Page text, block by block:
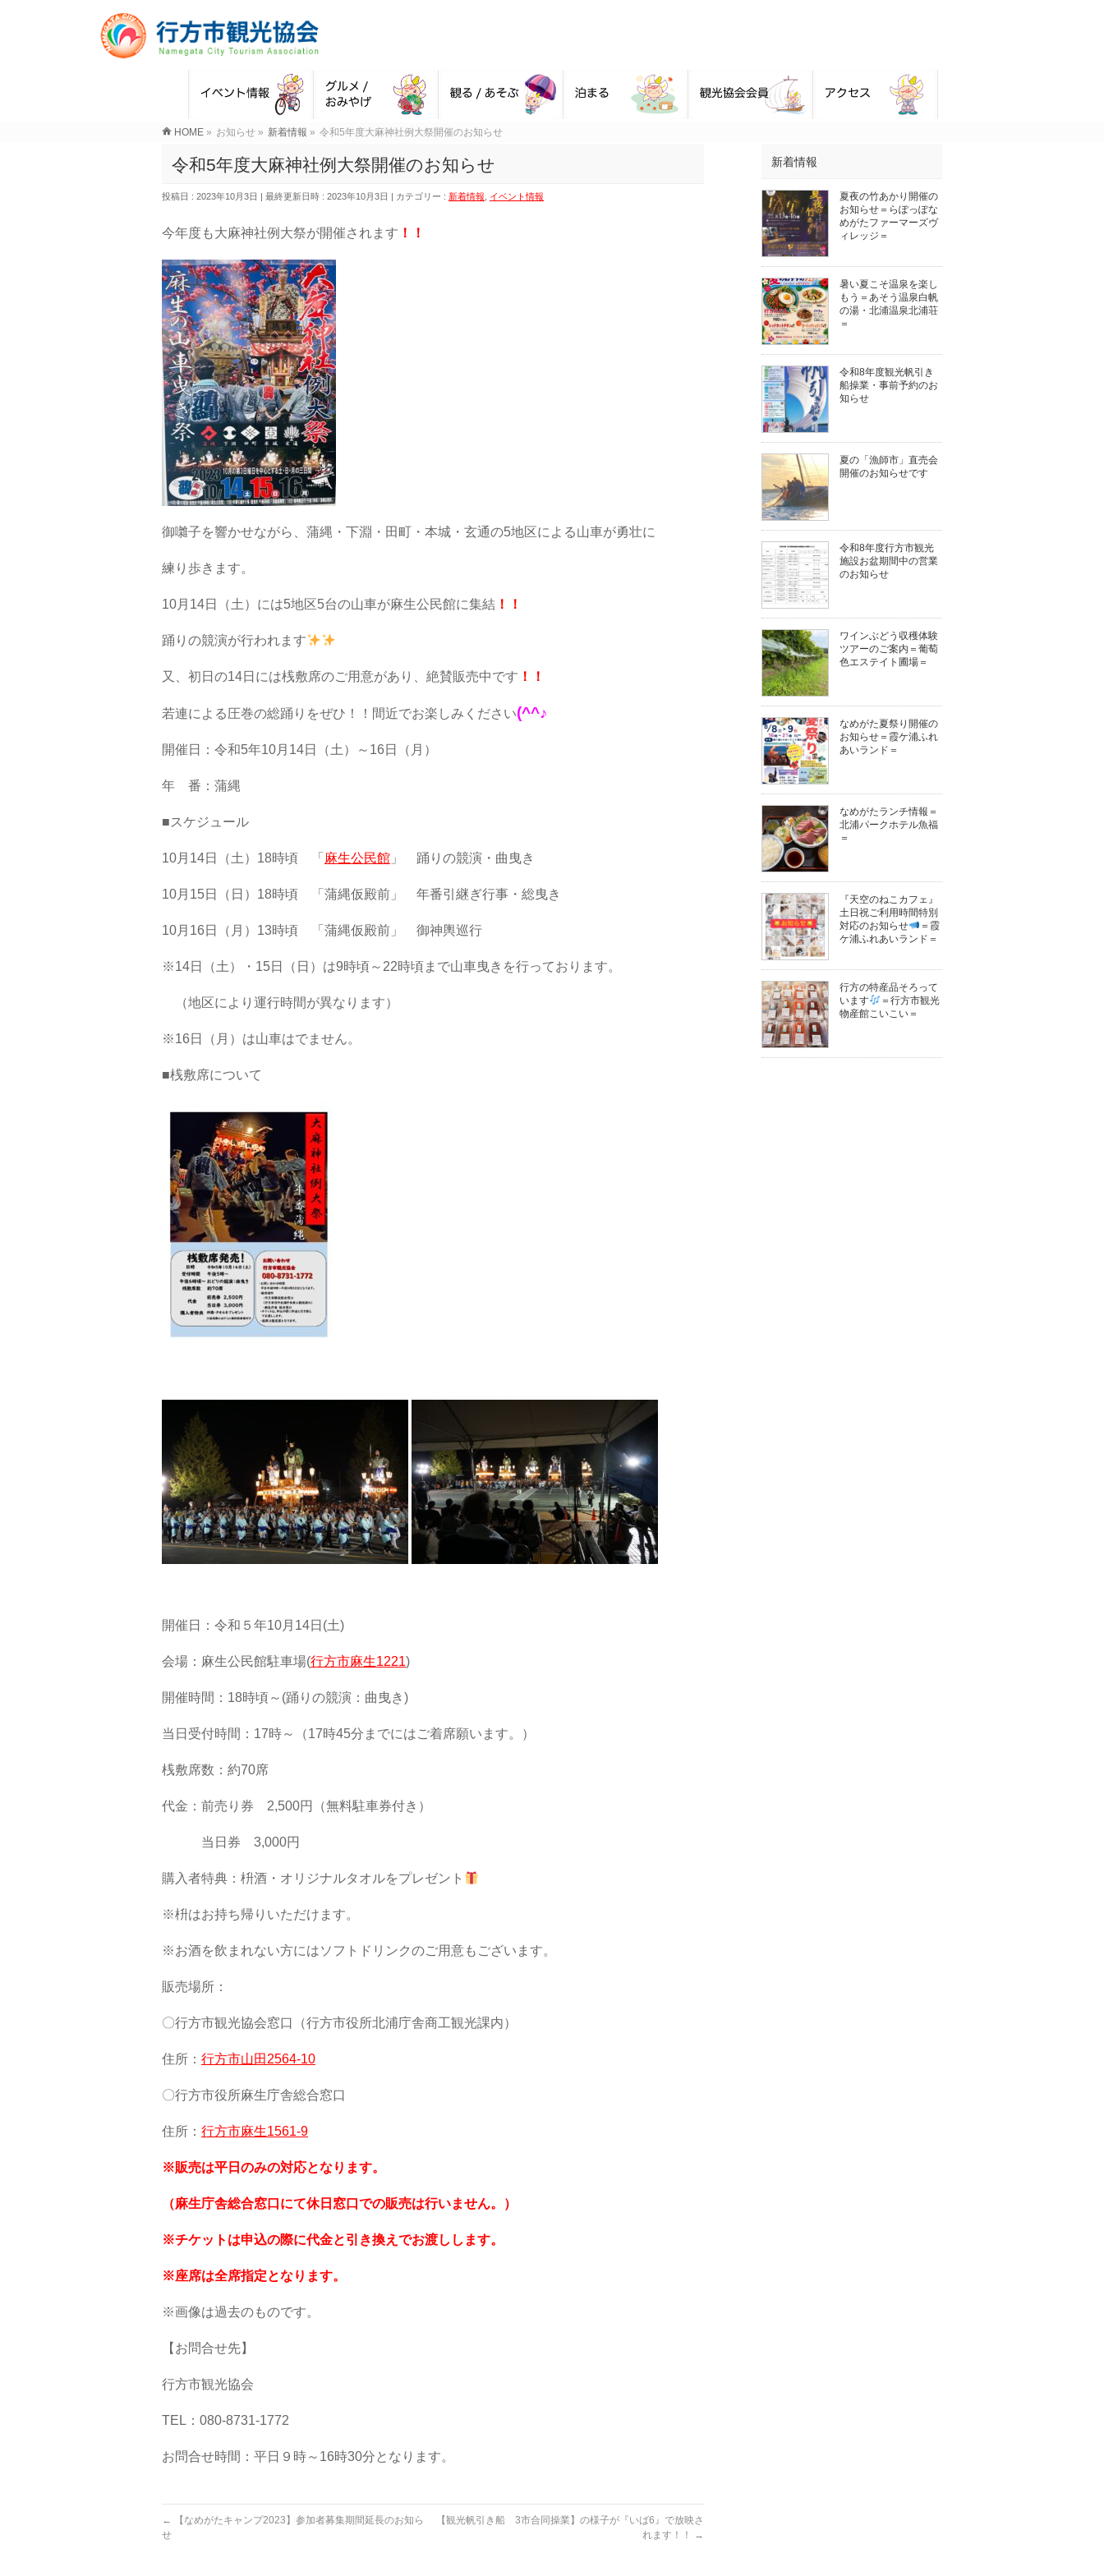
HOME » お知らせ » 新着情報 » 令和5年度大麻神社例大祭開催のお知らせ
令和5年度大麻神社例大祭開催のお知らせ
投稿日 : 2023年10月3日 最終更新日時 : 2023年10月3日 カテゴリー : 新着情報 イベント情報
今年度も大麻神社例大祭が開催されます ！！
御囃子を響かせながら、蒲縄・下淵・田町・本城・玄通の5地区による山車が勇壮に
練り歩きます。
10月14日（土）には5地区5台の山車が麻生公民館に集結 ！！
踊りの競演が行われます
又、初日の14日には桟敷席のご用意があり、絶賛販売中です ！！
若連による圧巻の総踊りをぜひ！！間近でお楽しみください(^^♪
開催日：令和5年10月14日（土）～16日（月）
年 番：蒲縄
■スケジュール
10月14日（土）18時頃 「 麻生公民館 」 踊りの競演・曲曳き
10月15日（日）18時頃 「蒲縄仮殿前」 年番引継ぎ行事・総曳き
10月16日（月）13時頃 「蒲縄仮殿前」 御神輿巡行
※14日（土）・15日（日）は9時頃～22時頃まで山車曳きを行っております。
（地区により運行時間が異なります）
※16日（月）は山車はでません。
■桟敷席について
開催日：令和５年10月14日(土)
会場：麻生公民館駐車場(行方市麻生1221)
開催時間：18時頃～(踊りの競演：曲曳き)
当日受付時間：17時～（17時45分までにはご着席願います。）
桟敷席数：約70席
代金：前売り券 2,500円（無料駐車券付き）
当日券 3,000円
購入者特典：枡酒・オリジナルタオルをプレゼント
※枡はお持ち帰りいただけます。
※お酒を飲まれない方にはソフトドリンクのご用意もございます。
販売場所：
〇行方市観光協会窓口（行方市役所北浦庁舎商工観光課内）
住所： 行方市山田2564-10
〇行方市役所麻生庁舎総合窓口
住所： 行方市麻生1561-9
※販売は平日のみの対応となります。
（麻生庁舎総合窓口にて休日窓口での販売は行いません。）
※チケットは申込の際に代金と引き換えでお渡しします。
※座席は全席指定となります。
※画像は過去のものです。
【お問合せ先】
行方市観光協会
TEL：080-8731-1772
お問合せ時間：平日９時～16時30分となります。
←
【なめがたキャンプ2023】参加者募集期間延長のお知ら
せ
【観光帆引き船 3市合同操業】の様子が『いば6』で放映さ
れます！！
→
新着情報
夏夜の竹あかり開催の
お知らせ＝らぽっぽな
めがたファーマーズヴ
ィレッジ＝
暑い夏こそ温泉を楽し
もう＝あそう温泉白帆
の湯・北浦温泉北浦荘
＝
令和8年度観光帆引き
船操業・事前予約のお
知らせ
夏の「漁師市」直売会
開催のお知らせです
令和8年度行方市観光
施設お盆期間中の営業
のお知らせ
ワインぶどう収穫体験
ツアーのご案内＝葡萄
色エステイト圃場＝
なめがた夏祭り開催の
お知らせ＝霞ケ浦ふれ
あいランド＝
なめがたランチ情報＝
北浦パークホテル魚福
＝
『天空のねこカフェ』
土日祝ご利用時間特別
対応のお知らせ
＝霞
ケ浦ふれあいランド＝
行方の特産品そろって
います
＝行方市観光
物産館こいこい＝